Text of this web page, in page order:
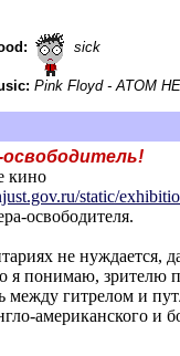
sick
Pink Floyd - ATOM
кино
static/exhibitio
освободителя.
не нуждается,
я понимаю, зрителю
между гитрелом и
американского и